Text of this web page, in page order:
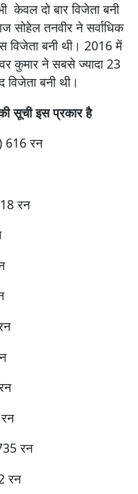
केवल दो बार विजेता बनी
सोहेल तनवीर ने सर्वाधिक
विजेता बनी थी। 2016 में
कुमार ने सबसे ज्यादा 23
बनी थी।
सूची इस प्रकार है
616 रन
रन
रन
रन